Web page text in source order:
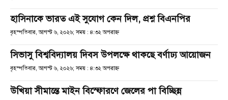
হাসিনাকে ভারত এই সুযোগ কেন দিল, প্রশ্ন বিএনপির
বৃহস্পতিবার, আগস্ট ৬, ২০২৬; সময় : ৪:৩২ অপরাহ্ণ
সিভাসু বিশ্ববিদ্যালয় দিবস উপলক্ষে থাকছে বর্ণাঢ্য আয়োজন
বৃহস্পতিবার, আগস্ট ৬, ২০২৬; সময় : ৪:৩২ অপরাহ্ণ
উখিয়া সীমান্তে মাইন বিস্ফোরণে জেলের পা বিচ্ছিন্ন